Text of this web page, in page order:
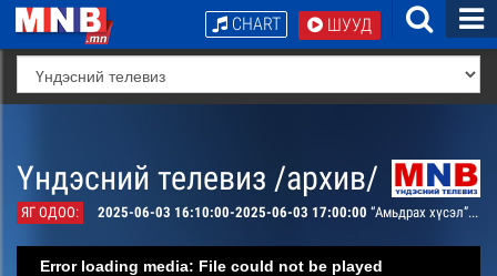
ШУУД
CHART
Үндэсний телевиз /архив/
ЯГ ОДОО: 2025-06-03 16:10:00-2025-06-03 17:00:00 “Амьдрах хүсэл” Бразил олон ангит кино 16-р анги
Error loading media: File could not be played